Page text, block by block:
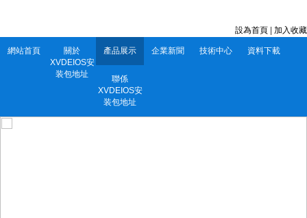
設為首頁 加入收藏
網站首頁
關於
XVDEIOS安
装包地址
產品展示 企業新聞 技術中心 資料下載
聯係
XVDEIOS安
装包地址